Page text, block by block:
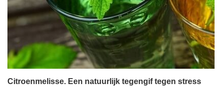
Citroenmelisse. Een natuurlijk tegengif tegen stress